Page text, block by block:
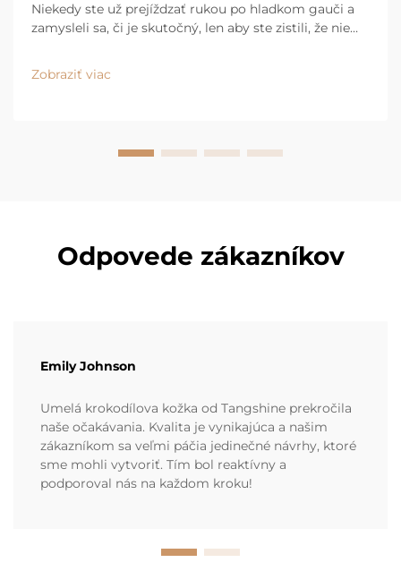
Niekedy ste už prejíždzať rukou po hladkom gauči a
zamysleli sa, či je skutočný, len aby ste zistili, že nie
kožky. Tá je dnes všade – od moderných gaučov pre
byty až po vysokokvalitné kusy v luxusných
Zobraziť viac
Odpovede zákazníkov
Emily Johnson
Umelá krokodílova kožka od Tangshine prekročila
naše očakávania. Kvalita je vynikajúca a našim
zákazníkom sa veľmi páčia jedinečné návrhy, ktoré
sme mohli vytvoriť. Tím bol reaktívny a
podporoval nás na každom kroku!